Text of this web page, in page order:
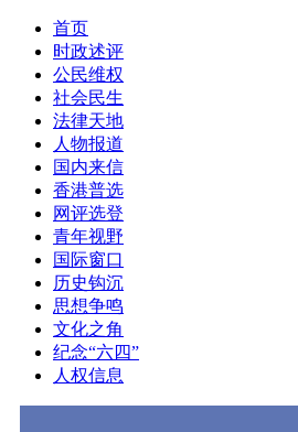
首页
时政述评
公民维权
社会民生
法律天地
人物报道
国内来信
香港普选
网评选登
青年视野
国际窗口
历史钩沉
思想争鸣
文化之角
纪念“六四”
人权信息